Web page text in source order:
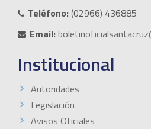
Teléfono:(02966) 436885
Email:
Institucional
Autoridades
Legislación
Avisos Oficiales